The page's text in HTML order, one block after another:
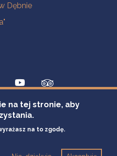
Dębnie
na tej stronie, aby
na to zgodę.